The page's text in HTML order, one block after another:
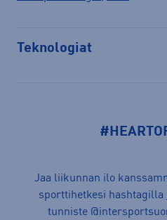
Teknologiat
Jaa liikunnan ilo
sporttihetkesi hashtagilla
tunniste